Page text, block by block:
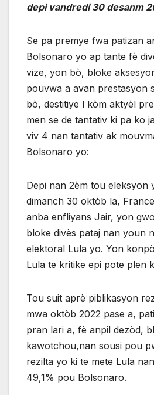
depi vandredi 30 desanm
Se pa premye fwa patizan
Bolsonaro yo ap tante fè
vize, yon bò, bloke
pouvwa a avan prestasyon
bò, destitiye l kòm aktyèl
men se de tantativ ki pa ko
viv 4 nan tantativ ak
Bolsonaro yo:
Depi nan 2èm tou eleksyon
dimanch 30 oktòb la,
anba enfliyans Jair, yon
bloke divès pataj nan youn
elektoral Lula yo. Yon
Lula te kritike epi pote plen
Tou suit aprè piblikasyon
mwa oktòb 2022 pase a,
pran lari a, fè anpil dezòd,
kawotchou,nan sousi pou
rezilta yo ki te mete Lula
49,1% pou Bolsonaro.